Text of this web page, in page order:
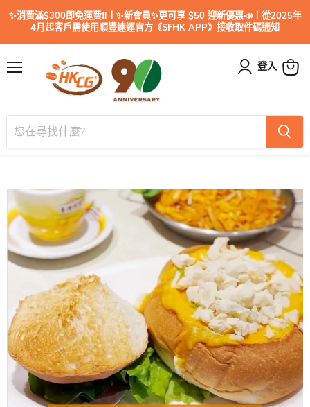
✨消費滿$300即免運費‼️丨✨新會員✨更可享 $50 迎新優惠📣丨從2025年
4月起客戶需使用順豐速運官方《SFHK APP》接收取件碼通知
登入
查
物
車